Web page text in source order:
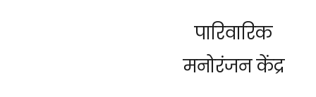
पारिवारिक
मनोरंजन केंद्र